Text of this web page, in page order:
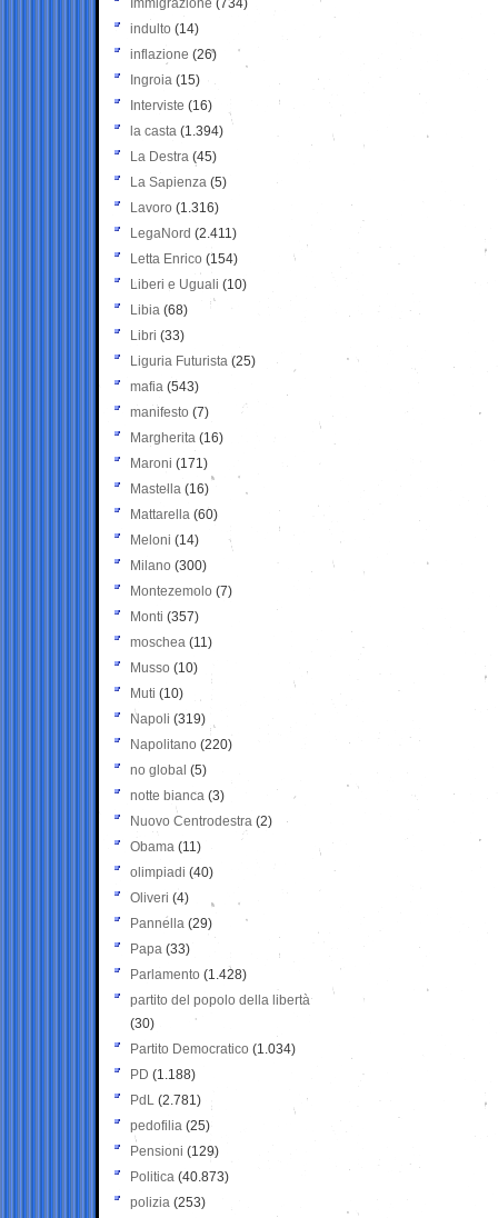
Immigrazione (734)
indulto (14)
inflazione (26)
Ingroia (15)
Interviste (16)
la casta (1.394)
La Destra (45)
La Sapienza (5)
Lavoro (1.316)
LegaNord (2.411)
Letta Enrico (154)
Liberi e Uguali (10)
Libia (68)
Libri (33)
Liguria Futurista (25)
mafia (543)
manifesto (7)
Margherita (16)
Maroni (171)
Mastella (16)
Mattarella (60)
Meloni (14)
Milano (300)
Montezemolo (7)
Monti (357)
moschea (11)
Musso (10)
Muti (10)
Napoli (319)
Napolitano (220)
no global (5)
notte bianca (3)
Nuovo Centrodestra (2)
Obama (11)
olimpiadi (40)
Oliveri (4)
Pannella (29)
Papa (33)
Parlamento (1.428)
partito del popolo della libertà
(30)
Partito Democratico (1.034)
PD (1.188)
PdL (2.781)
pedofilia (25)
Pensioni (129)
Politica (40.873)
polizia (253)